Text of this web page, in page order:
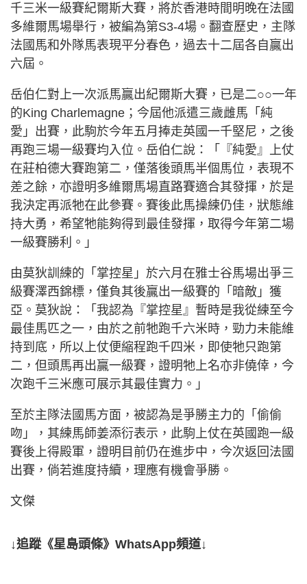
千三米一級賽紀爾斯大賽，將於香港時間明晚在法國
多維爾馬場舉行，被編為第S3-4場。翻查歷史，主隊
法國馬和外隊馬表現平分春色，過去十二屆各自贏出
六屆。
岳伯仁對上一次派馬贏出紀爾斯大賽，已是二○○一年
的King Charlemagne；今屆他派遣三歲雌馬「純
愛」出賽，此駒於今年五月捧走英國一千堅尼，之後
再跑三場一級賽均入位。岳伯仁說：「『純愛』上仗
在莊柏德大賽跑第二，僅落後頭馬半個馬位，表現不
差之餘，亦證明多維爾馬場直路賽適合其發揮，於是
我決定再派牠在此參賽。賽後此馬操練仍佳，狀態維
持大勇，希望牠能夠得到最佳發揮，取得今年第二場
一級賽勝利。」
由莫狄訓練的「掌控星」於六月在雅士谷馬場出爭三
級賽澤西錦標，僅負其後贏出一級賽的「暗敵」獲
亞。莫狄說：「我認為『掌控星』暫時是我從練至今
最佳馬匹之一，由於之前牠跑千六米時，勁力未能維
持到底，所以上仗便縮程跑千四米，即使牠只跑第
二，但頭馬再出贏一級賽，證明牠上名亦非僥倖，今
次跑千三米應可展示其最佳實力。」
至於主隊法國馬方面，被認為是爭勝主力的「偷偷
吻」，其練馬師姜添衍表示，此駒上仗在英國跑一級
賽後上得殿軍，證明目前仍在進步中，今次返回法國
出賽，倘若進度持續，理應有機會爭勝。
文傑
↓追蹤《星島頭條》WhatsApp頻道↓